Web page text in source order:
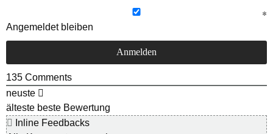
Angemeldet bleiben
135 Comments
neuste
älteste beste Bewertung
Inline Feedbacks